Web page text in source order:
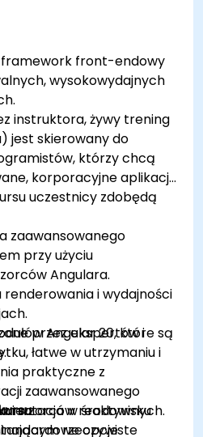
zdobyć praktyczne
framework front-endowy
wysokowydajnych
instruktora, żywy trening
jest skierowany do
którzy chcą
korporacyjne aplikacje
uczestnicy zdobędą
zaawansowanego
przy użyciu
Angulara.
i wydajności
Angular 20, które są
łatwe w utrzymaniu i
zaawansowanego
i wzorców reaktywnych.
przez ekspertów i
praktyczne z
w środowisku
rzeczywiste
opcje